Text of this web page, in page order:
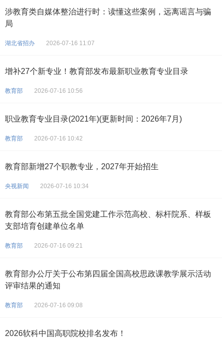
涉教育类自媒体整治进行时：读懂这些案例，远离谣言与骗
局
湖北省招办 2026-07-16 11:07
增补27个新专业！教育部发布最新职业教育专业目录
教育部 2026-07-16 10:56
职业教育专业目录(2021年)(更新时间：2026年7月)
教育部 2026-07-16 10:42
教育部新增27个职教专业，2027年开始招生
央视新闻 2026-07-16 10:34
教育部公布第五批全国党建工作示范高校、标杆院系、样板
支部培育创建单位名单
教育部 2026-07-16 09:21
教育部办公厅关于公布第四届全国高校思政课教学展示活动
评审结果的通知
教育部 2026-07-16 09:08
2026软科中国高职院校排名发布！